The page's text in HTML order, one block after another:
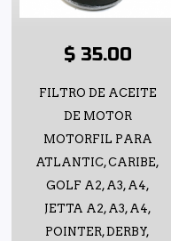
$ 35.00
FILTRO DE ACEITE
DE MOTOR
MOTORFIL PARA
ATLANTIC, CARIBE,
GOLF A2, A3, A4,
JETTA A2, A3, A4,
POINTER, DERBY,